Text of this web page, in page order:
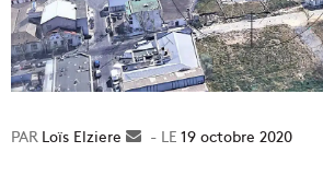
Loïs Elziere
Envoyer19 octobre 2020